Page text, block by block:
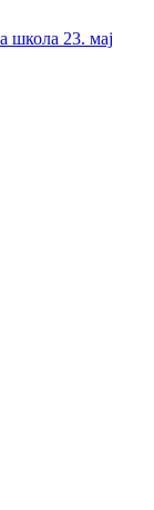
школа 23. мај